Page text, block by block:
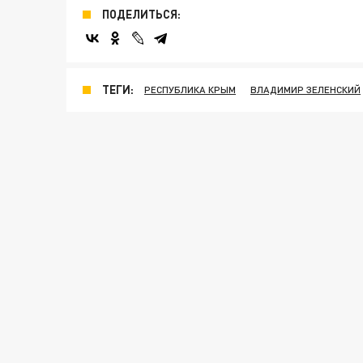
ПОДЕЛИТЬСЯ:
ТЕГИ: РЕСПУБЛИКА КРЫМ ВЛАДИМИР ЗЕЛЕНСКИЙ